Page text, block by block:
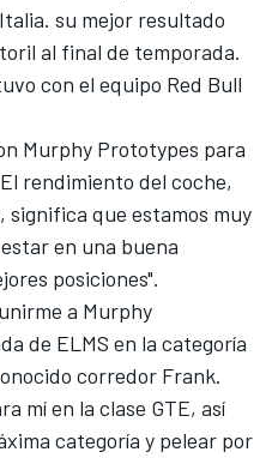
su mejor resultado
al final de temporada.
con el equipo Red Bull
Murphy Prototypes para
rendimiento del coche,
significa que estamos muy
en una buena
posiciones".
a Murphy
de ELMS en la categoría
corredor Frank.
mí en la clase GTE, así
categoría y pelear por